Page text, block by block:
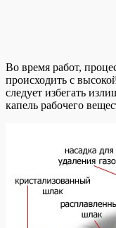
Во время работ,
происходить с
следует избегать
капель рабочего